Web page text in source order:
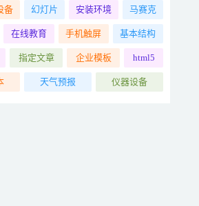
备 幻灯片 安装环境 马赛克
在线教育 手机触屏 基本结构
指定文章 企业模板 html5
天气预报 仪器设备